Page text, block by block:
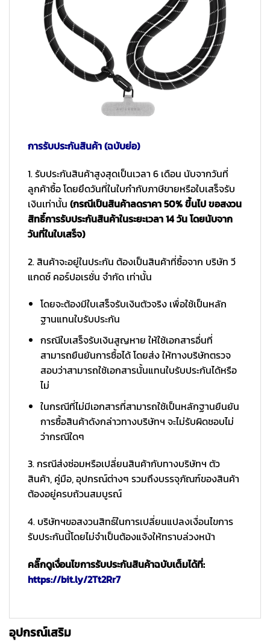
การรับประกันสินค้า (ฉบับย่อ)
1. รับประกันสินค้าสูงสุดเป็นเวลา 6 เดือน นับจากวันที่
ลูกค้าซื้อ โดยยึดวันที่ในใบกำกับภาษีขายหรือใบเสร็จรับ
เงินเท่านั้น (กรณีเป็นสินค้าลดราคา 50% ขึ้นไป ขอสงวน
สิทธิ์การรับประกันสินค้าในระยะเวลา 14 วัน โดยนับจาก
วันที่ในใบเสร็จ)
2. สินค้าจะอยู่ในประกัน ต้องเป็นสินค้าที่ซื้อจาก บริษัท วี
แกดซ์ คอร์ปอเรชั่น จำกัด เท่านั้น
โดยจะต้องมีใบเสร็จรับเงินตัวจริง เพื่อใช้เป็นหลัก
ฐานแทนใบรับประกัน
กรณีใบเสร็จรับเงินสูญหาย ให้ใช้เอกสารอื่นที่
สามารถยืนยันการซื้อได้ โดยส่ง ให้ทางบริษัทตรวจ
สอบว่าสามารถใช้เอกสารนั้นแทนใบรับประกันได้หรือ
ไม่
ในกรณีที่ไม่มีเอกสารที่สามารถใช้เป็นหลักฐานยืนยัน
การซื้อสินค้าดังกล่าวทางบริษัทฯ จะไม่รับผิดชอบไม่
ว่ากรณีใดๆ
3. กรณีส่งซ่อมหรือเปลี่ยนสินค้ากับทางบริษัทฯ ตัว
สินค้า, คู่มือ, อุปกรณ์ต่างๆ รวมถึงบรรจุภัณฑ์ของสินค้า
ต้องอยู่ครบถ้วนสมบูรณ์
4. บริษัทฯขอสงวนสิทธ์ในการเปลี่ยนแปลงเงื่อนไขการ
รับประกันนี้โดยไม่จำเป็นต้องแจ้งให้ทราบล่วงหน้า
คลิ๊กดูเงื่อนไขการรับประกันสินค้าฉบับเต็มได้ที่:
https://bit.ly/2Tt2Rr7
อุปกรณ์เสริม